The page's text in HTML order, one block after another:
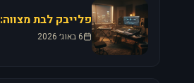
6 באוג׳ 2026